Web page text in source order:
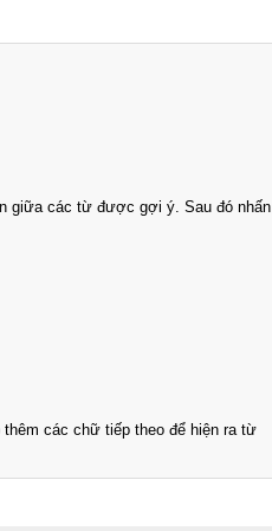
giữa các từ được gợi ý. Sau đó nhấn
các chữ tiếp theo để hiện ra từ